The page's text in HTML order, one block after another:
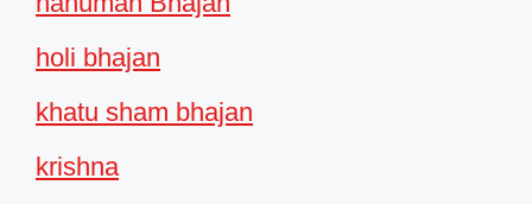
holi bhajan
khatu sham bhajan
krishna